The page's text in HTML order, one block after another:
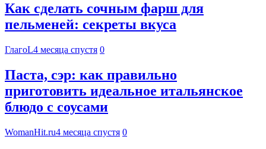
Как сделать сочным фарш для
пельменей: секреты вкуса
ГлагоL4 месяца спустя 0
Паста, сэр: как правильно
приготовить идеальное итальянское
блюдо с соусами
WomanHit.ru4 месяца спустя 0